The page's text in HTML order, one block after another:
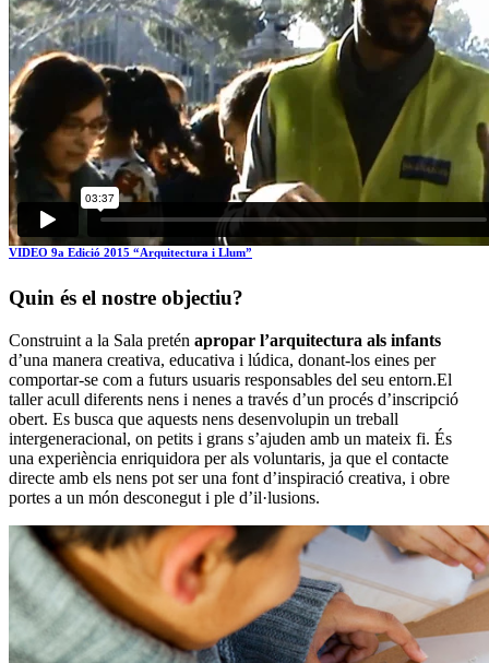
VIDEO 9a Edició 2015 “Arquitectura i Llum”
Quin és el nostre objectiu?
Construint a la Sala pretén apropar l’arquitectura als infants
d’una manera creativa, educativa i lúdica, donant-los eines per
comportar-se com a futurs usuaris responsables del seu entorn.El
taller acull diferents nens i nenes a través d’un procés d’inscripció
obert. Es busca que aquests nens desenvolupin un treball
intergeneracional, on petits i grans s’ajuden amb un mateix fi. És
una experiència enriquidora per als voluntaris, ja que el contacte
directe amb els nens pot ser una font d’inspiració creativa, i obre
portes a un món desconegut i ple d’il·lusions.